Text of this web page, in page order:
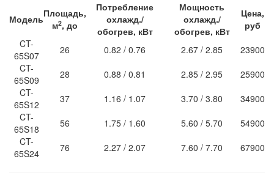
МодельПлощадь,
м2, до
Потребление
охлажд./
обогрев, кВт
Мощность
охлажд./
обогрев, кВт
Цена,
руб
CT-
65S07
26 0.82 / 0.76 2.67 / 2.85
23900
CT-
65S09
28 0.88 / 0.81 2.85 / 2.95
25900
CT-
65S12
37 1.16 / 1.07 3.70 / 3.80
34900
CT-
65S18
56 1.75 / 1.60 5.60 / 5.70
54900
CT-
65S24
76 2.27 / 2.07 7.60 / 7.70 67900